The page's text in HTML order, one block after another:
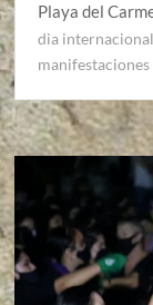
Playa del
dia